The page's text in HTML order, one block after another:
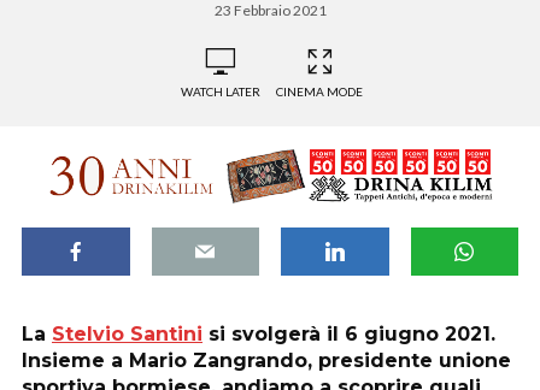
23 Febbraio 2021
WATCH LATER CINEMA MODE
La Stelvio Santini si svolgerà il 6 giugno 2021.
Insieme a Mario Zangrando, presidente unione